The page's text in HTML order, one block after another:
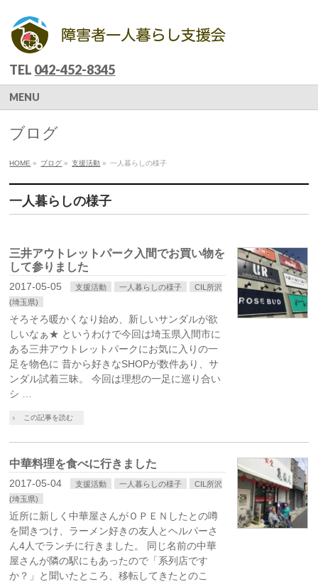
TEL 042-452-8345
MENU
ブログ
HOME » ブログ » 支援活動 » 一人暮らしの様子
一人暮らしの様子
三井アウトレットパーク入間でお買い物を
して参りました
2017-05-05 支援活動 一人暮らしの様子
CIL所沢
(埼玉県)
そろそろ暖かくなり始め、新しいサンダルが欲
しいなぁ★ というわけで今回は埼玉県入間市に
ある三井アウトレットパークにお気に入りの一
足を物色に 昔から好きなSHOPが数件あり、サ
ンダル試着三昧。 今回は理想の一足に巡り合い
シ …
この記事を読む
中華料理を食べに行きました
2017-05-04 支援活動 一人暮らしの様子
CIL所沢
(埼玉県)
近所に新しく中華屋さんがＯＰＥＮしたとの噂
を聞きつけ、ラーメン好きの友人とヘルパーさ
ん4人でランチに行きました。 同じ名前の中華
屋さんが隣の駅にもあったので「系列店です
か？」と聞いたところ、移転してきたとのこ